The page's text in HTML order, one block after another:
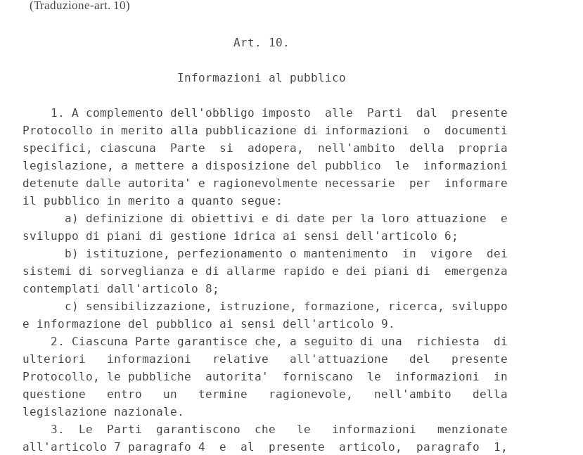
(Traduzione-art. 10)
                              Art. 10.
                      Informazioni al pubblico
    1. A complemento dell'obbligo imposto  alle  Parti  dal  presente
Protocollo in merito alla pubblicazione di informazioni  o  documenti
specifici, ciascuna  Parte  si  adopera,  nell'ambito  della  propria
legislazione, a mettere a disposizione del pubblico  le  informazioni
detenute dalle autorita' e ragionevolmente necessarie  per  informare
il pubblico in merito a quanto segue:
      a) definizione di obiettivi e di date per la loro attuazione  e
sviluppo di piani di gestione idrica ai sensi dell'articolo 6;
      b) istituzione, perfezionamento o mantenimento  in  vigore  dei
sistemi di sorveglianza e di allarme rapido e dei piani di  emergenza
contemplati dall'articolo 8;
      c) sensibilizzazione, istruzione, formazione, ricerca, sviluppo
e informazione del pubblico ai sensi dell'articolo 9.
    2. Ciascuna Parte garantisce che, a seguito di una  richiesta  di
ulteriori   informazioni   relative   all'attuazione   del   presente
Protocollo, le pubbliche  autorita'  forniscano  le  informazioni  in
questione   entro   un   termine   ragionevole,   nell'ambito   della
legislazione nazionale.
    3.  Le  Parti  garantiscono  che   le   informazioni   menzionate
all'articolo 7 paragrafo 4  e  al  presente  articolo,  paragrafo  1,